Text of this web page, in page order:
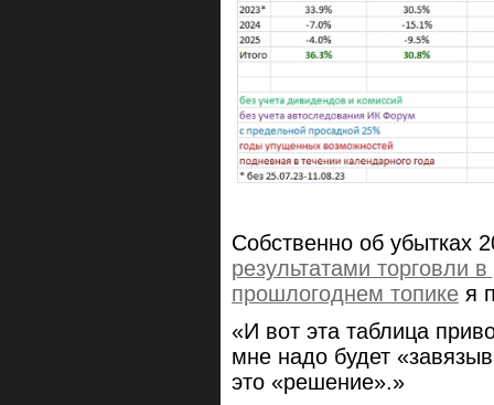
Собственно об убытках
результатами торговли
прошлогоднем топике я
«И вот эта таблица
мне надо будет
это «решение».»